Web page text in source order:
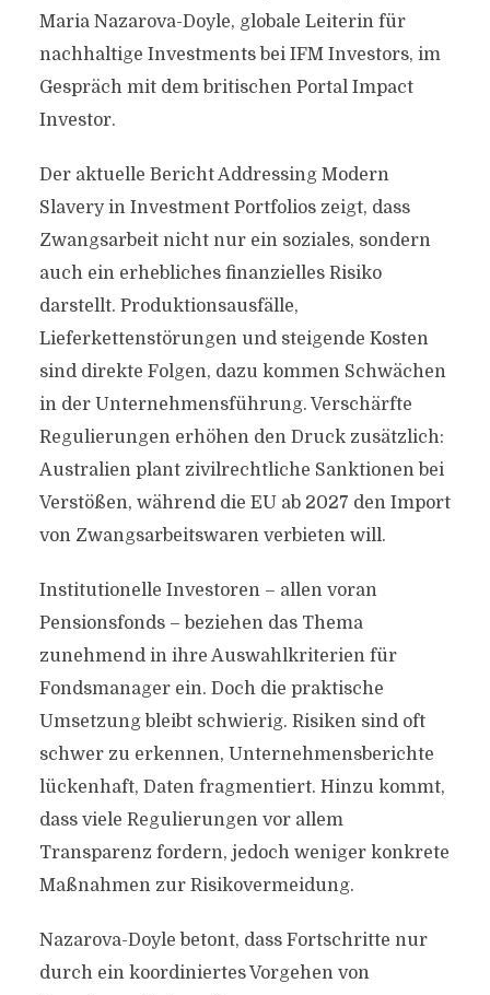
Maria Nazarova-Doyle, globale Leiterin für
nachhaltige Investments bei IFM Investors, im
Gespräch mit dem britischen Portal Impact
Investor.
Der aktuelle Bericht Addressing Modern
Slavery in Investment Portfolios zeigt, dass
Zwangsarbeit nicht nur ein soziales, sondern
auch ein erhebliches finanzielles Risiko
darstellt. Produktionsausfälle,
Lieferkettenstörungen und steigende Kosten
sind direkte Folgen, dazu kommen Schwächen
in der Unternehmensführung. Verschärfte
Regulierungen erhöhen den Druck zusätzlich:
Australien plant zivilrechtliche Sanktionen bei
Verstößen, während die EU ab 2027 den Import
von Zwangsarbeitswaren verbieten will.
Institutionelle Investoren – allen voran
Pensionsfonds – beziehen das Thema
zunehmend in ihre Auswahlkriterien für
Fondsmanager ein. Doch die praktische
Umsetzung bleibt schwierig. Risiken sind oft
schwer zu erkennen, Unternehmensberichte
lückenhaft, Daten fragmentiert. Hinzu kommt,
dass viele Regulierungen vor allem
Transparenz fordern, jedoch weniger konkrete
Maßnahmen zur Risikovermeidung.
Nazarova-Doyle betont, dass Fortschritte nur
durch ein koordiniertes Vorgehen von